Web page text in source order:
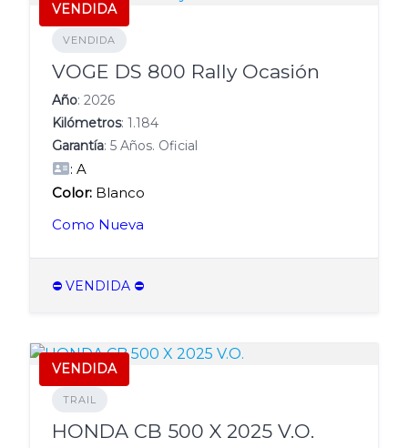
VENDIDA
VENDIDA
VOGE DS 800 Rally Ocasión
Año: 2026
Kilómetros: 1.184
Garantía: 5 Años. Oficial
: A
Color: Blanco
Como Nueva
⛔️ VENDIDA ⛔️
VENDIDA
TRAIL
HONDA CB 500 X 2025 V.O.